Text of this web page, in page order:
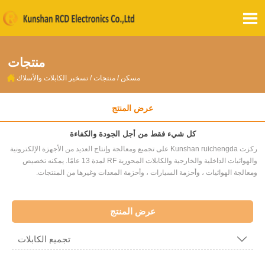

منتجات
 مسكن / منتجات/ تسخير الكابلات والأسلاك
عرض المنتج
كل شيء فقط من أجل الجودة والكفاءة
ركزت Kunshan ruichengda على تجميع ومعالجة وإنتاج العديد من الأجهزة الإلكترونية
والهوائيات الداخلية والخارجية والكابلات المحورية RF لمدة 13 عامًا. يمكنه تخصيص
ومعالجة الهوائيات ، وأحزمة السيارات ، وأحزمة المعدات وغيرها من المنتجات.
عرض المنتج
تجميع الكابلات 